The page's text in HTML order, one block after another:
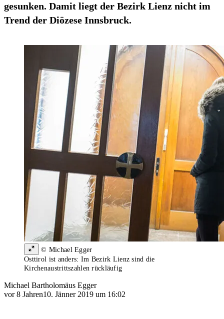
gesunken. Damit liegt der Bezirk Lienz nicht im
Trend der Diözese Innsbruck.
© Michael Egger
Osttirol ist anders: Im Bezirk Lienz sind die
Kirchenaustrittszahlen rückläufig
Michael Bartholomäus Egger
vor 8 Jahren10. Jänner 2019 um 16:02